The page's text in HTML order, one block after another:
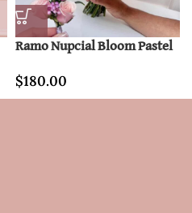
Ramo Nupcial Bloom Pastel
$180.00